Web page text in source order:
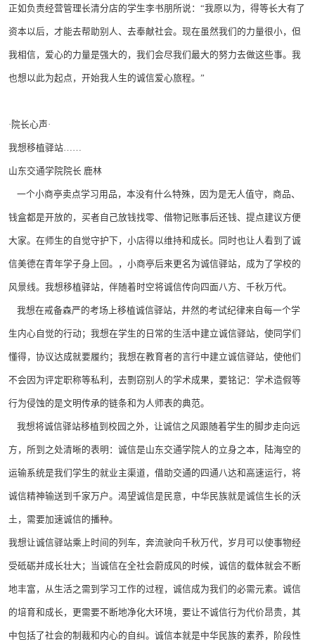
正如负责经营管理长清分店的学生李书朋所说：“我原以为，得等长大有了
资本以后，才能去帮助别人、去奉献社会。现在虽然我们的力量很小，但
我相信，爱心的力量是强大的，我们会尽我们最大的努力去做这些事。我
也想以此为起点，开始我人生的诚信爱心旅程。”
·院长心声·
我想移植驿站……
山东交通学院院长 鹿林
一个小商亭卖点学习用品，本没有什么特殊，因为是无人值守，商品、
钱盒都是开放的，买者自己放钱找零、借物记账事后还钱、提点建议方便
大家。在师生的自觉守护下，小店得以维持和成长。同时也让人看到了诚
信美德在青年学子身上回。，小商亭后来更名为诚信驿站，成为了学校的
风景线。我想移植驿站，伴随着时空将诚信传向四面八方、千秋万代。
我想在戒备森严的考场上移植诚信驿站，井然的考试纪律来自每一个学
生内心自觉的行动；我想在学生的日常的生活中建立诚信驿站，使同学们
懂得，协议达成就要履约；我想在教育者的言行中建立诚信驿站，使他们
不会因为评定职称等私利，去剽窃别人的学术成果，要铭记：学术造假等
行为侵蚀的是文明传承的链条和为人师表的典范。
我想将诚信驿站移植到校园之外，让诚信之风跟随着学生的脚步走向远
方，所到之处清晰的表明：诚信是山东交通学院人的立身之本，陆海空的
运输系统是我们学生的就业主渠道，借助交通的四通八达和高速运行，将
诚信精神输送到千家万户。渴望诚信是民意，中华民族就是诚信生长的沃
土，需要加速诚信的播种。
我想让诚信驿站乘上时间的列车，奔流驶向千秋万代，岁月可以使事物经
受砥砺并成长壮大；当诚信在全社会蔚成风的时候，诚信的载体就会不断
地丰富，从生活之需到学习工作的过程，诚信成为我们的必需元素。诚信
的培育和成长，更需要不断地净化大环境，要让不诚信行为代价昂贵，其
中包括了社会的制裁和内心的自纠。诚信本就是中华民族的素养，阶段性